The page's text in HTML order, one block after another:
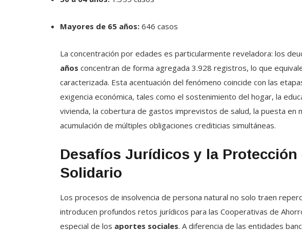
Mayores de 65 años: 646 casos
La concentración por edades es particularmente reveladora: los
años concentran de forma agregada 3.928 registros, lo que
caracterizada. Esta acentuación del fenómeno coincide con las
exigencia económica, tales como el sostenimiento del hogar, la
vivienda, la cobertura de gastos imprevistos de salud, la puesta en
acumulación de múltiples obligaciones crediticias simultáneas.
Desafíos Jurídicos y la Protección
Solidario
Los procesos de insolvencia de persona natural no solo traen
introducen profundos retos jurídicos para las Cooperativas de
especial de los aportes sociales. A diferencia de las entidades